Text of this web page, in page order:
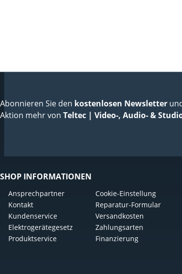
Abonnieren Sie den kostenlosen Newsletter
Aktion mehr von Teltec | Video-, Audio- &
SHOP INFORMATIONEN
Ansprechpartner
Kontakt
Kundenservice
Elektrogerätegesetz
Produktservice
Cookie-Einstellung
Reparatur-Formular
Versandkosten
Zahlungsarten
Finanzierung